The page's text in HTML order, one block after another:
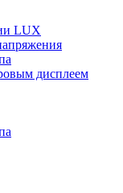
LUX
дисплеем